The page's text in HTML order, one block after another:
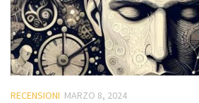
RECENSIONI MARZO 8, 2024